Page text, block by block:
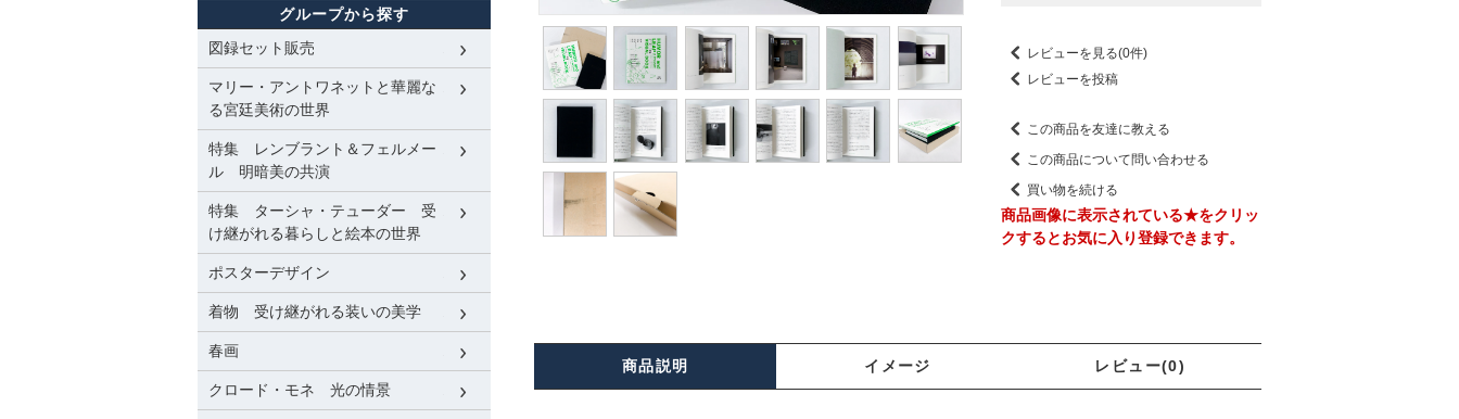
レビューを見る(0件)
レビューを投稿
この商品を友達に教える
この商品について問い合わせる
買い物を続ける
商品画像に表示されている★をクリッ
クするとお気に入り登録できます。
商品説明 イメージ レビュー(0)
グループから探す
図録セット販売
マリー・アントワネットと華麗な
る宮廷美術の世界
特集 レンブラント＆フェルメー
ル 明暗美の共演
特集 ターシャ・テューダー 受
け継がれる暮らしと絵本の世界
ポスターデザイン
着物 受け継がれる装いの美学
春画
クロード・モネ 光の情景